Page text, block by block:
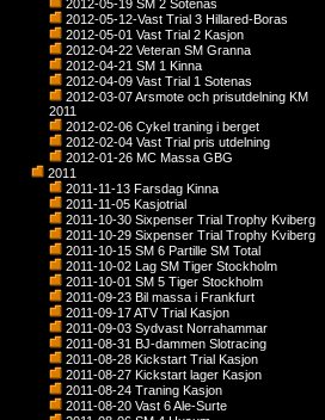
2012-05-19 SM 2 Sotenas
2012-05-12-Vast Trial 3 Hillared-Boras
2012-05-01 Vast Trial 2 Kasjon
2012-04-22 Veteran SM Granna
2012-04-21 SM 1 Kinna
2012-04-09 Vast Trial 1 Sotenas
2012-03-07 Arsmote och prisutdelning KM
2011
2012-02-06 Cykel traning i berget
2012-02-04 Vast Trial pris utdelning
2012-01-26 MC Massa GBG
2011
2011-11-13 Farsdag Kinna
2011-11-05 Kasjotrial
2011-10-30 Sixpenser Trial Trophy Kviberg
2011-10-29 Sixpenser Trial Trophy Kviberg
2011-10-15 SM 6 Partille SM Total
2011-10-02 Lag SM Tiger Stockholm
2011-10-01 SM 5 Tiger Stockholm
2011-09-23 Bil massa i Frankfurt
2011-09-17 ATV Trial Kasjon
2011-09-03 Sydvast Norrahammar
2011-08-31 BJ-dammen Slotracing
2011-08-28 Kickstart Trial Kasjon
2011-08-27 Kickstart lager Kasjon
2011-08-24 Traning Kasjon
2011-08-20 Vast 6 Ale-Surte